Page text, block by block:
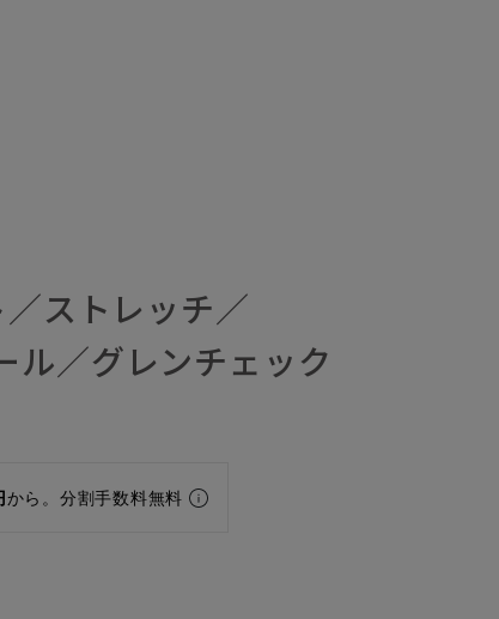
ストレッチ／
／グレンチェック
から。分割手数料無料